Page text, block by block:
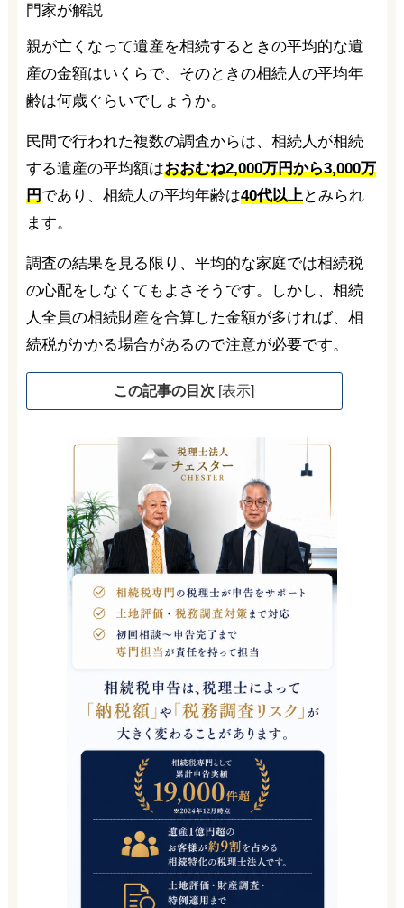
親が亡くなって遺産を相続するときの平均的な遺
産の金額はいくらで、そのときの相続人の平均年
齢は何歳ぐらいでしょうか。
民間で行われた複数の調査からは、相続人が相続
する遺産の平均額はおおむね2,000万円から3,000万
円であり、相続人の平均年齢は40代以上とみられ
ます。
調査の結果を見る限り、平均的な家庭では相続税
の心配をしなくてもよさそうです。しかし、相続
人全員の相続財産を合算した金額が多ければ、相
続税がかかる場合があるので注意が必要です。
この記事の目次 [表示]